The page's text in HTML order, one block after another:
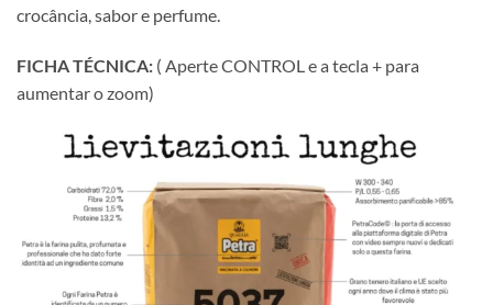
crocância, sabor e perfume.
FICHA TÉCNICA: ( Aperte CONTROL e a tecla + para
aumentar o zoom)